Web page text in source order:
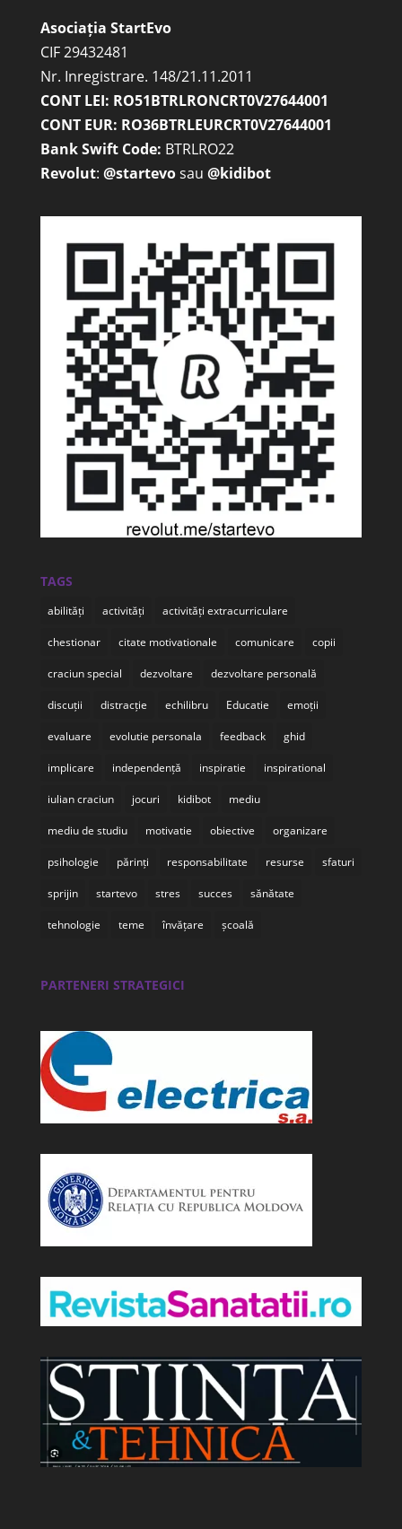
Asociația StartEvo
CIF 29432481
Nr. Inregistrare. 148/21.11.2011
CONT LEI: RO51BTRLRONCRT0V27644001
CONT EUR: RO36BTRLEURCRT0V27644001
Bank Swift Code: BTRLRO22
Revolut: @startevosau @kidibot
TAGS
abilități activități activități extracurriculare
chestionar citate motivationale comunicare copii
craciun special dezvoltare dezvoltare personală
discuții distracție echilibru Educatie emoții
evaluare evolutie personala feedback ghid
implicare independență inspiratie inspirational
iulian craciun jocuri kidibot mediu
mediu de studiu motivatie obiective organizare
psihologie părinți responsabilitate resurse sfaturi
sprijin startevo stres succes sănătate
tehnologie teme învățare școală
PARTENERI STRATEGICI